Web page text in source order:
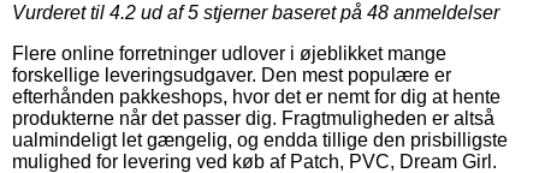
Vurderet til 4.2 ud af 5 stjerner baseret på 48 anmeldelser
Flere online forretninger udlover i øjeblikket mange
forskellige leveringsudgaver. Den mest populære er
efterhånden pakkeshops, hvor det er nemt for dig at hente
produkterne når det passer dig. Fragtmuligheden er altså
ualmindeligt let gængelig, og endda tillige den prisbilligste
mulighed for levering ved køb af Patch, PVC, Dream Girl.